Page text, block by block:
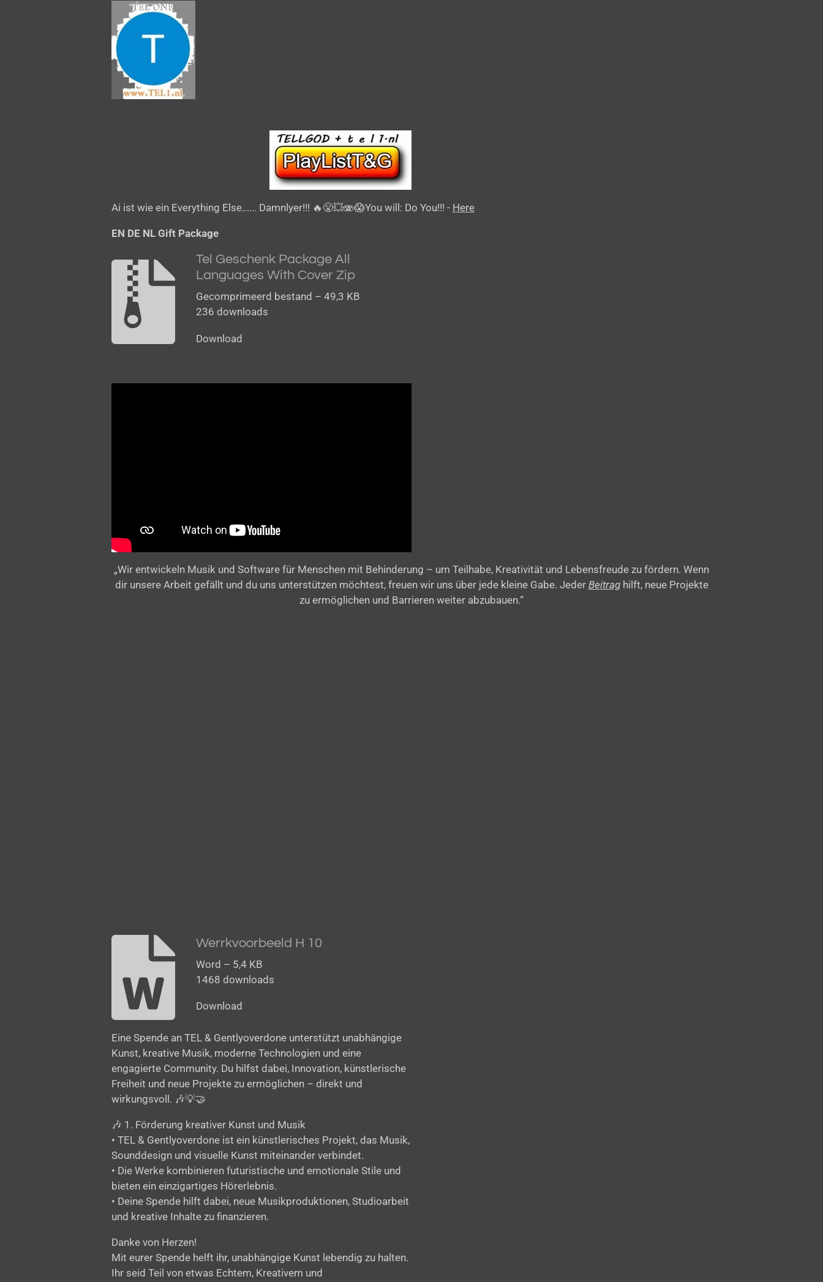
Ai ist wie ein Everything Else...... Damnlyer!!! 🔥😤💥🫨😱You will: Do You!!! - Here
EN DE NL Gift Package
Tel Geschenk Package All
Languages With Cover Zip
Gecomprimeerd bestand – 49,3 KB
236 downloads
Download
„Wir entwickeln Musik und Software für Menschen mit Behinderung – um Teilhabe, Kreativität und Lebensfreude zu fördern. Wenn
dir unsere Arbeit gefällt und du uns unterstützen möchtest, freuen wir uns über jede kleine Gabe. Jeder Beitraghilft, neue Projekte
zu ermöglichen und Barrieren weiter abzubauen.“
Werrkvoorbeeld H 10
Word – 5,4 KB
1468 downloads
Download
Eine Spende an TEL & Gentlyoverdone unterstützt unabhängige
Kunst, kreative Musik, moderne Technologien und eine
engagierte Community. Du hilfst dabei, Innovation, künstlerische
Freiheit und neue Projekte zu ermöglichen – direkt und
wirkungsvoll. 🎶💡🤝
🎶 1. Förderung kreativer Kunst und Musik
• TEL & Gentlyoverdone ist ein künstlerisches Projekt, das Musik,
Sounddesign und visuelle Kunst miteinander verbindet.
• Die Werke kombinieren futuristische und emotionale Stile und
bieten ein einzigartiges Hörerlebnis.
• Deine Spende hilft dabei, neue Musikproduktionen, Studioarbeit
und kreative Inhalte zu finanzieren.
Danke von Herzen!
Mit eurer Spende helft ihr, unabhängige Kunst lebendig zu halten.
Ihr seid Teil von etwas Echtem, Kreativem und